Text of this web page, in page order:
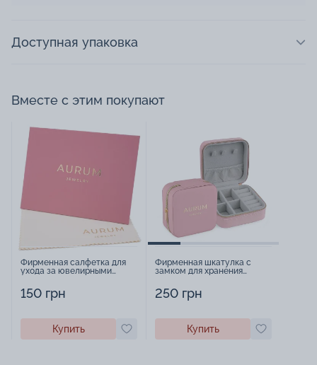
Доступная упаковка
Вместе с этим покупают
Фирменная салфетка для
ухода за ювелирными
150 грн
Купить
Фирменная шкатулка с
замком для хранения
250 грн
Купить